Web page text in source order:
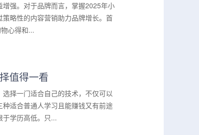
强。对于品牌而言，掌握2025年小
略性的内容营销助力品牌增长。首
心得和...
值得一看
择一门适合自己的技术，不仅可以
适合普通人学习且能赚钱又有前途
学历高低。只...